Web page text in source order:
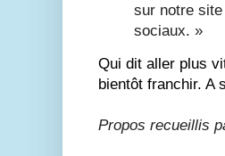
sur notre
sociaux. »
Qui dit aller plus
bientôt franchir. A
Propos recueillis